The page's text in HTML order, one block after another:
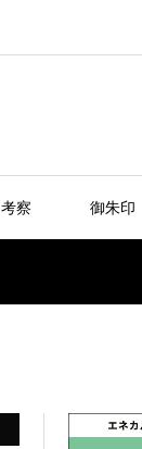
考察 御朱印